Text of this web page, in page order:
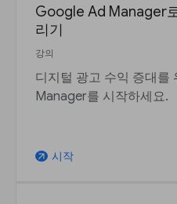
Google Ad Manager
리기
강의
디지털 광고 수익 증대를
Manager를 시작하세요.
arrow_outward 시작